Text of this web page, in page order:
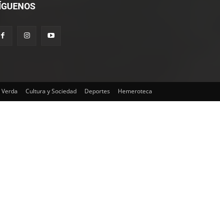
Cultura y Sociedad Deportes Hemeroteca